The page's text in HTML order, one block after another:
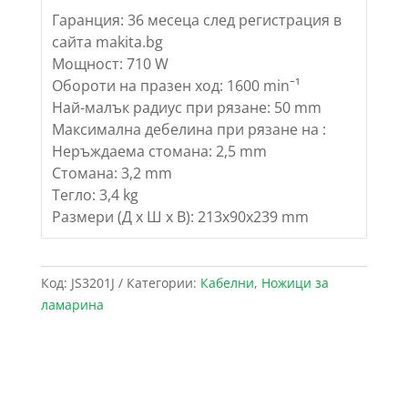
Гаранция: 36 месеца след регистрация в
сайта makita.bg
Мощност: 710 W
Обороти на празен ход: 1600 min­­­ˉ¹
Най-малък радиус при рязане: 50 mm
Максимална дебелина при рязане на :
Неръждаема стомана: 2,5 mm
Стомана: 3,2 mm
Тегло: 3,4 kg
Размери (Д x Ш x В): 213x90x239 mm
Код: JS3201J Категории: Кабелни, Ножици за
ламарина